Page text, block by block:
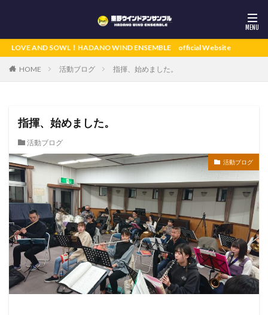
AND SOWL！HADANO WIND ENSEMBLE official Website
HOME 活動ブログ 指揮、始めました。
指揮、始めました。
活動ブログ
活動ブログ